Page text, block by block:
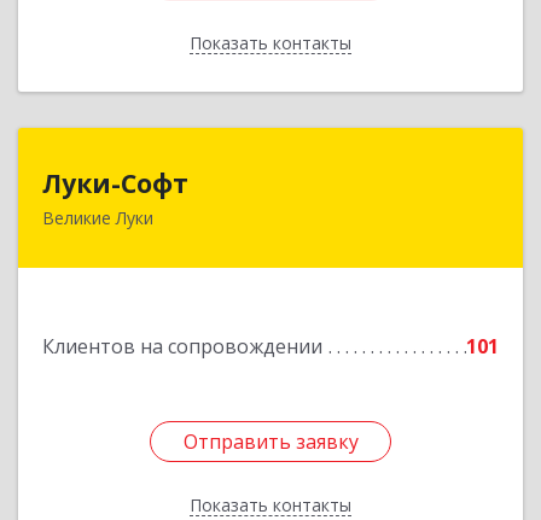
Показать контакты
Назад
Луки-Софт
Великие Луки
Клиентов на сопровождении 101
Отправить заявку
Показать контакты
182113, Псковская обл, Великие Луки г,
Отправить заявку
Назад